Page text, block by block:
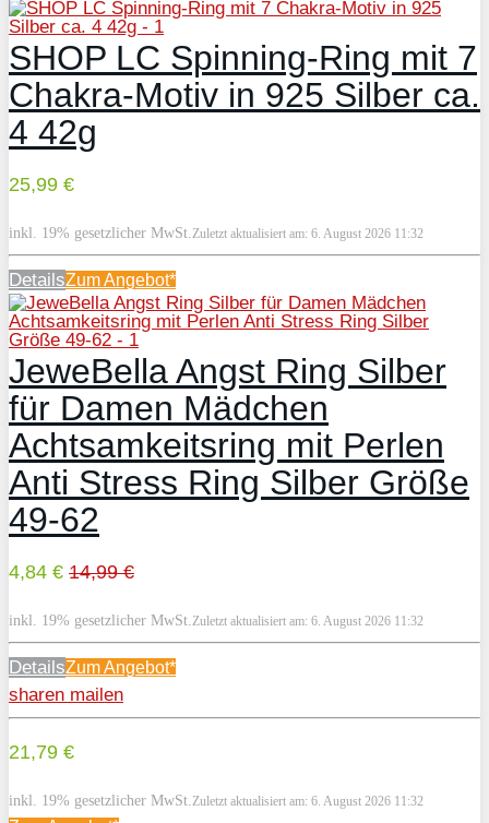
SHOP LC Spinning-Ring mit 7
Chakra-Motiv in 925 Silber ca.
4 42g
25,99 €
inkl. 19% gesetzlicher MwSt. Zuletzt aktualisiert am: 6. August 2026 11:32
DetailsZumAngebot*
JeweBella Angst Ring Silber
für Damen Mädchen
Achtsamkeitsring mit Perlen
Anti Stress Ring Silber Größe
49-62
4,84 € 14,99 €
inkl. 19% gesetzlicher MwSt. Zuletzt aktualisiert am: 6. August 2026 11:32
DetailsZumAngebot*
sharen mailen
21,79 €
inkl. 19% gesetzlicher MwSt.Zuletzt aktualisiert am: 6. August 2026 11:32